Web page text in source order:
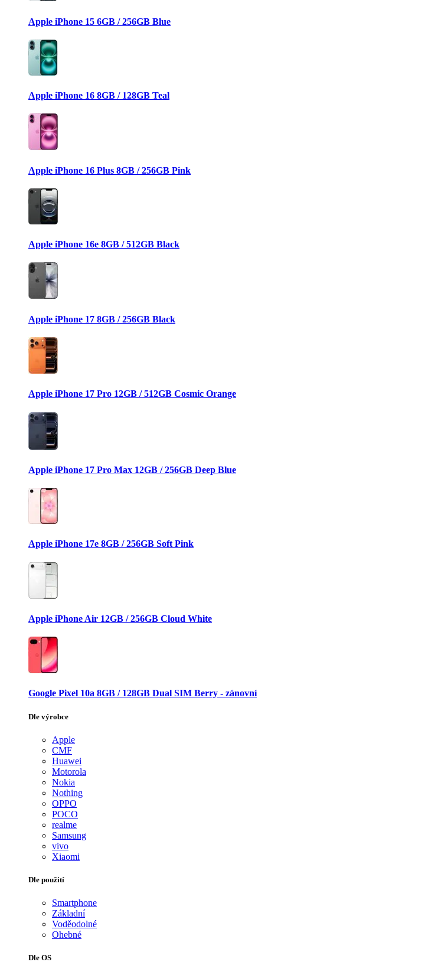
Apple iPhone 15 6GB / 256GB Blue
Apple iPhone 16 8GB / 128GB Teal
Apple iPhone 16 Plus 8GB / 256GB Pink
Apple iPhone 16e 8GB / 512GB Black
Apple iPhone 17 8GB / 256GB Black
Apple iPhone 17 Pro 12GB / 512GB Cosmic Orange
Apple iPhone 17 Pro Max 12GB / 256GB Deep Blue
Apple iPhone 17e 8GB / 256GB Soft Pink
Apple iPhone Air 12GB / 256GB Cloud White
Google Pixel 10a 8GB / 128GB Dual SIM Berry - zánovní
Dle výrobce
Apple
CMF
Huawei
Motorola
Nokia
Nothing
OPPO
POCO
realme
Samsung
vivo
Xiaomi
Dle použití
Smartphone
Základní
Voděodolné
Ohebné
Dle OS